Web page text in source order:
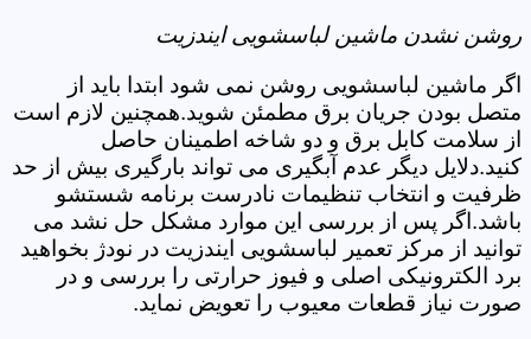
روشن نشدن ماشین لباسشویی ایندزیت
اگر ماشین لباسشویی روشن نمی شود ابتدا باید از
متصل بودن جریان برق مطمئن شوید.همچنین لازم است
از سلامت کابل برق و دو شاخه اطمینان حاصل
کنید.دلایل دیگر عدم آبگیری می تواند بارگیری بیش از حد
ظرفیت و انتخاب تنظیمات نادرست برنامه شستشو
باشد.اگر پس از بررسی این موارد مشکل حل نشد می
توانید از مرکز تعمیر لباسشویی ایندزیت در نودژ بخواهید
برد الکترونیکی اصلی و فیوز حرارتی را بررسی و در
صورت نیاز قطعات معیوب را تعویض نماید.